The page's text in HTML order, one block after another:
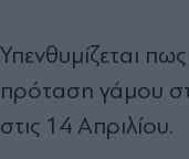
Υπενθυμίζεται
πρόταση γάμου
στις 14 Απριλίου.